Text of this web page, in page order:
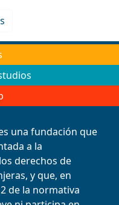
una fundación que
a la
derechos de
y que, en
de la normativa